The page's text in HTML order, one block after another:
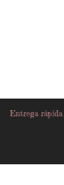
Entrega rápida